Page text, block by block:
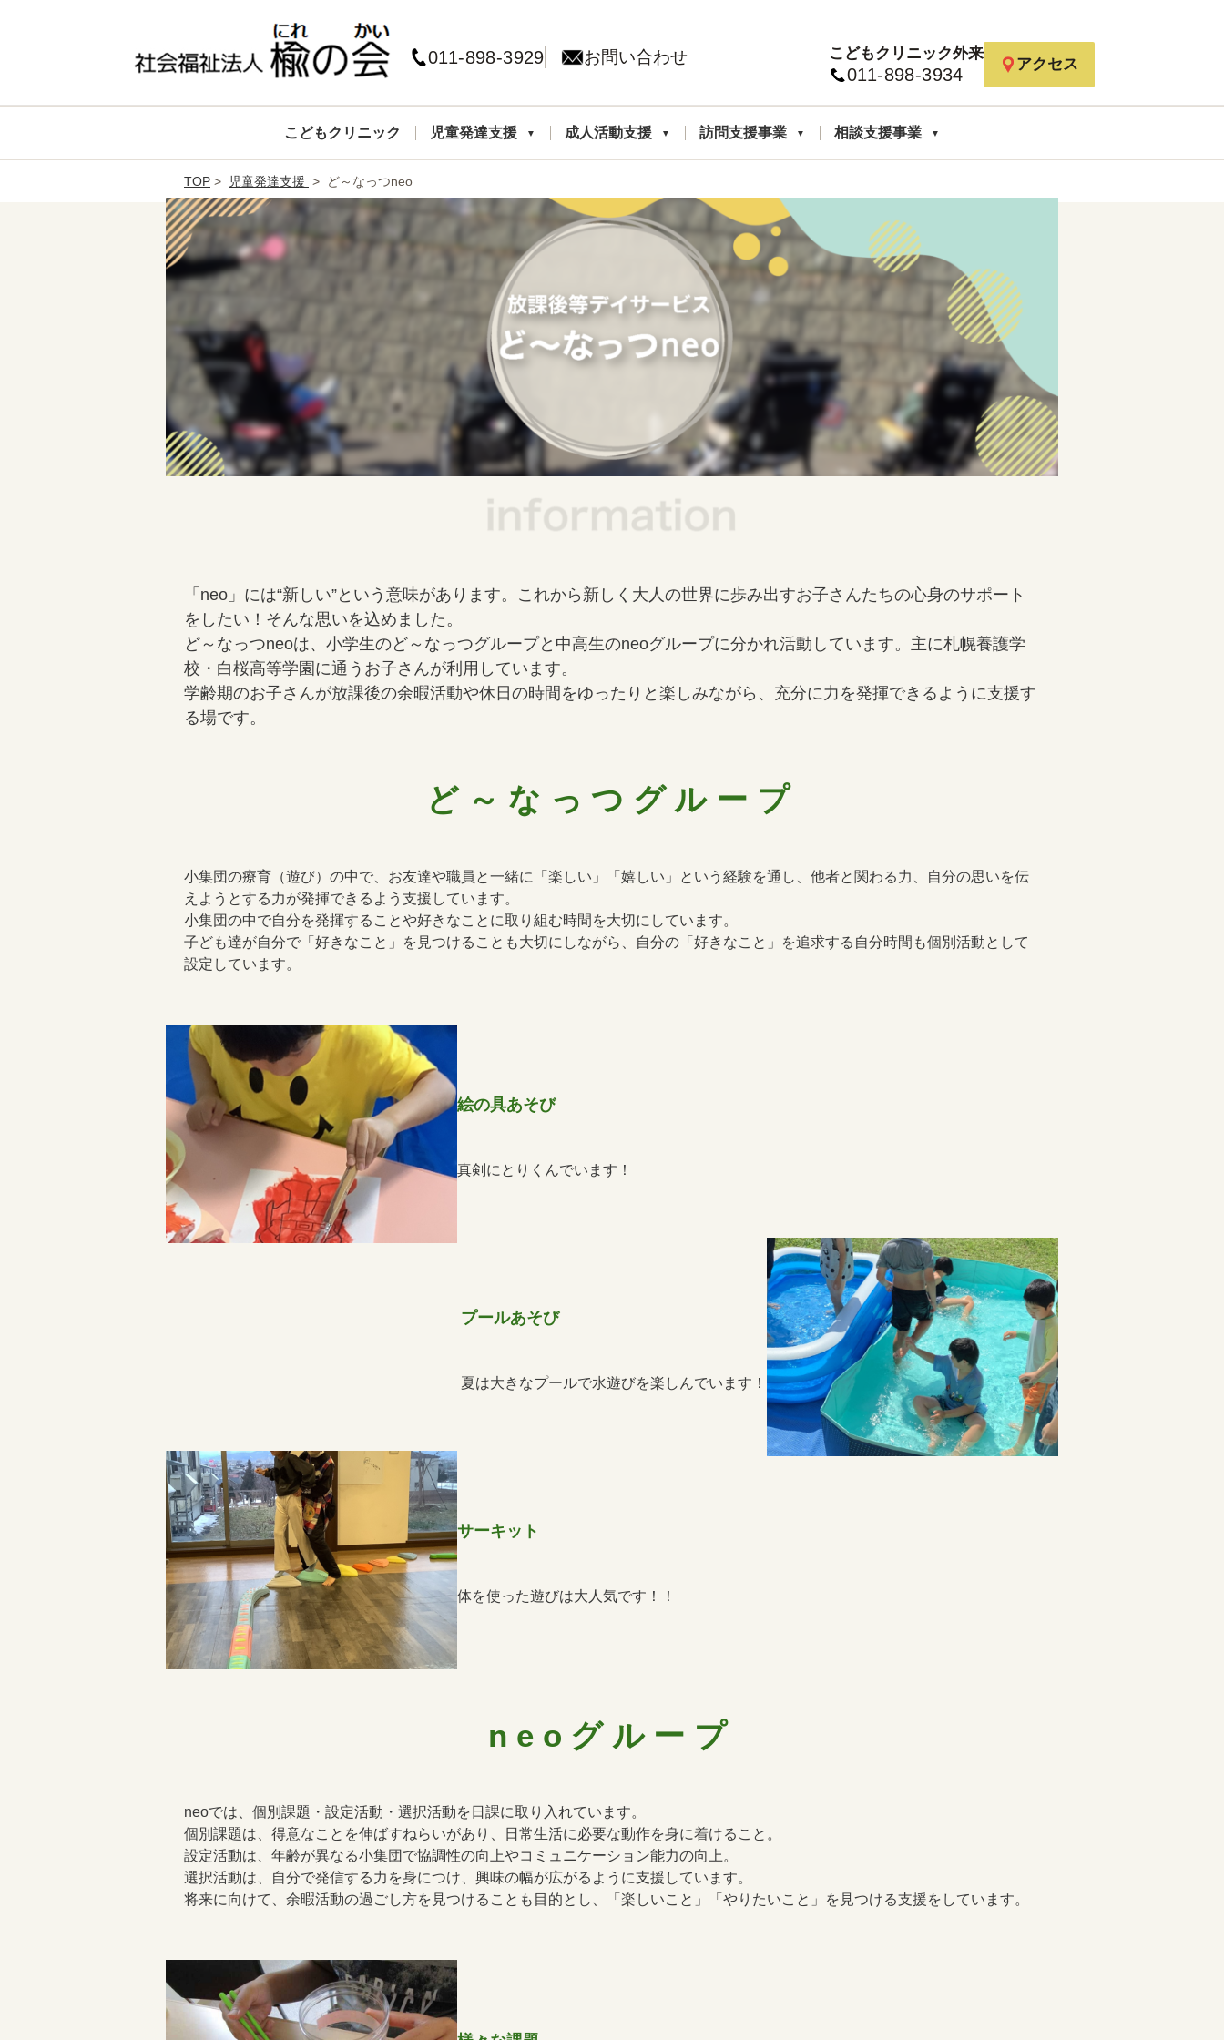
011-898-3929 お問い合わせ こどもクリニック外来
011-898-3934
アクセス
こどもクリニック 児童発達支援 成人活動支援 訪問支援事業 相談支援事業
TOP > 児童発達支援 > ど～なっつneo
「neo」には“新しい”という意味があります。これから新しく大人の世界に歩み出すお子さんたちの心身のサポート
をしたい！そんな思いを込めました。
ど～なっつneoは、小学生のど～なっつグループと中高生のneoグループに分かれ活動しています。主に札幌養護学
校・白桜高等学園に通うお子さんが利用しています。
学齢期のお子さんが放課後の余暇活動や休日の時間をゆったりと楽しみながら、充分に力を発揮できるように支援す
る場です。
ど～なっつグループ
小集団の療育（遊び）の中で、お友達や職員と一緒に「楽しい」「嬉しい」という経験を通し、他者と関わる力、自分の思いを伝
えようとする力が発揮できるよう支援しています。
小集団の中で自分を発揮することや好きなことに取り組む時間を大切にしています。
子ども達が自分で「好きなこと」を見つけることも大切にしながら、自分の「好きなこと」を追求する自分時間も個別活動として
設定しています。
絵の具あそび
真剣にとりくんでいます！
プールあそび
夏は大きなプールで水遊びを楽しんでいます！
サーキット
体を使った遊びは大人気です！！
neoグループ
neoでは、個別課題・設定活動・選択活動を日課に取り入れています。
個別課題は、得意なことを伸ばすねらいがあり、日常生活に必要な動作を身に着けること。
設定活動は、年齢が異なる小集団で協調性の向上やコミュニケーション能力の向上。
選択活動は、自分で発信する力を身につけ、興味の幅が広がるように支援しています。
将来に向けて、余暇活動の過ごし方を見つけることも目的とし、「楽しいこと」「やりたいこと」を見つける支援をしています。